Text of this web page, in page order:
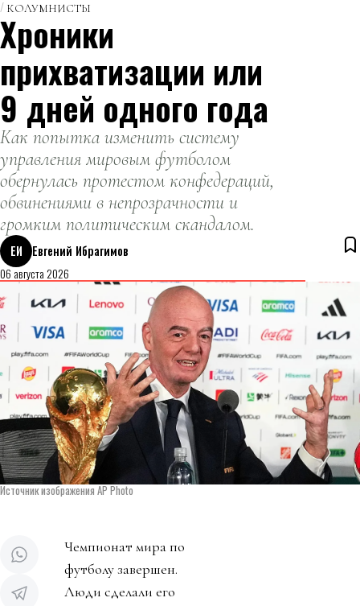
КОЛУМНИСТЫ
Хроники
прихватизации или
9 дней одного года
Как попытка изменить систему
управления мировым футболом
обернулась протестом конфедераций,
обвинениями в непрозрачности и
громким политическим скандалом.
ЕИ
Евгений Ибрагимов
06 августа 2026
Источник изображения AP Photo
Чемпионат мира по
футболу завершен.
Люди сделали его